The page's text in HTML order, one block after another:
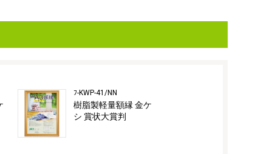
ﾌ-KWP-41/NN
樹脂製軽量額縁 金ケ
シ 賞状大賞判